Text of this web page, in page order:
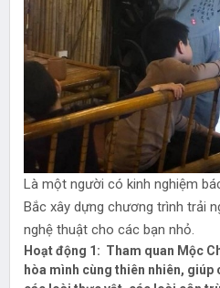
Là một người có kinh nghiệm
Bắc xây dựng chương trình trải
nghệ thuật cho các bạn nhỏ.
Hoạt động 1: Tham quan Mộc
hòa mình cùng thiên nhiên, giúp